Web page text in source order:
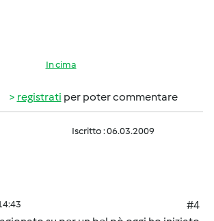
In cima
registrati per poter commentare
Iscritto : 06.03.2009
#4